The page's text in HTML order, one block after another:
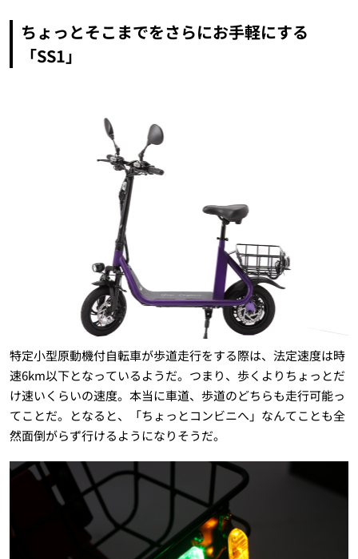
ちょっとそこまでをさらにお手軽にする
「SS1」
特定小型原動機付自転車が歩道走行をする際は、法定速度は時
速6km以下となっているようだ。つまり、歩くよりちょっとだ
け速いくらいの速度。本当に車道、歩道のどちらも走行可能っ
てことだ。となると、「ちょっとコンビニへ」なんてことも全
然面倒がらず行けるようになりそうだ。